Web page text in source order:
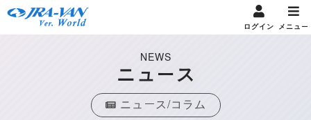
ログイン メニュー
NEWS
ニュース
ニュース/コラム